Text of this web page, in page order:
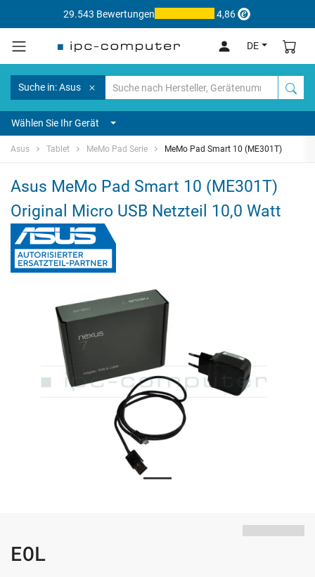
29.543 Bewertungen 4,86
DE
Suche in: Asus
Wählen Sie Ihr Gerät
Asus Tablet MeMo Pad Serie MeMo Pad Smart 10 (ME301T)
Asus MeMo Pad Smart 10 (ME301T)
Original Micro USB Netzteil 10,0 Watt
EOL